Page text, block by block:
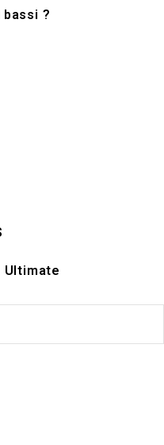
?
Ultimate